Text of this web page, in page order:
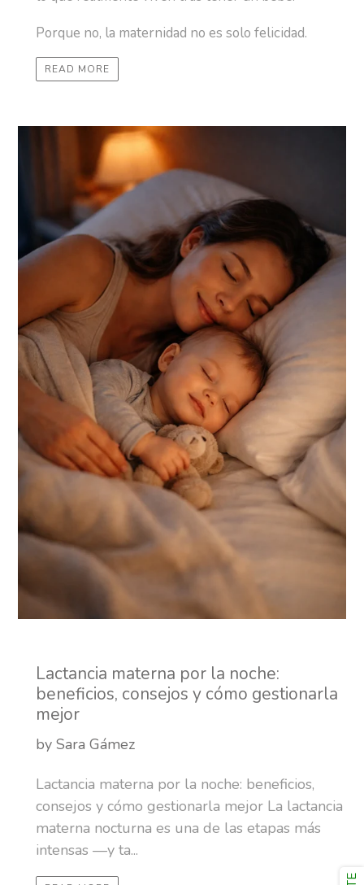
Porque no, la maternidad no es solo felicidad.
READ MORE
Lactancia materna por la noche:
beneficios, consejos y cómo gestionarla
mejor
by Sara Gámez
Lactancia materna por la noche: beneficios,
consejos y cómo gestionarla mejor La lactancia
materna nocturna es una de las etapas más
intensas —y ta...